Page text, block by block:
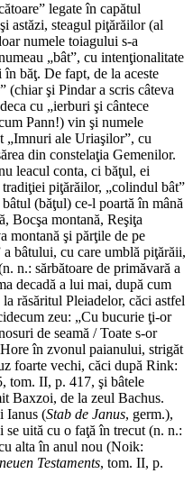
legate în capătul
astăzi, steagul piţărăilor (al
numele toiagului s-a
„bât”, cu intenţionalitate
băţ. De fapt, de la aceste
(chiar şi Pindar a scris câteva
cu „ierburi şi cântece
Pann!) vin şi numele
„Imnuri ale Uriaşilor”, cu
din constelaţia Gemenilor.
leacul conta, ci băţul, ei
piţărăilor, „colindul bât”
(băţul) ce-l poartă în mână
Bocşa montană, Reşiţa
montană şi părţile de pe
bâtului, cu care umblă piţărăii,
n.: sărbătoare de primăvară a
decadă a lui mai, după cum
răsăritul Pleiadelor, căci astfel
zeu: „Cu bucurie ţi-or
de seamă / Toate s-or
în zvonul paianului, strigăt
foarte vechi, căci după Rink:
tom. II, p. 417, şi bâtele
Baxzoi, de la zeul Bachus.
Ianus (Stab de Janus, germ.),
uită cu o faţă în trecut (n. n.:
alta în anul nou (Noik:
Testaments, tom. II, p.